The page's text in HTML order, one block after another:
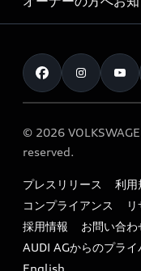
カタログ一覧
アウディナビアプリ
メンテナンス
車検 / 定期点検
e-tronアフターサポー
myAudi
Audi認定中古車
クオリティ
保証
メンテナンス
ファイナンス
キャンペーン / イベン
買取査定
お知らせ
オーナー様向けキャン
特定整備適用車一覧
リサイクル法
よくある質問（FAQ）
© 2026
reserved.
プレスリリース 利用
コンプライアンス
採用情報
お問い合わ
AUDI AGからのプライ
English